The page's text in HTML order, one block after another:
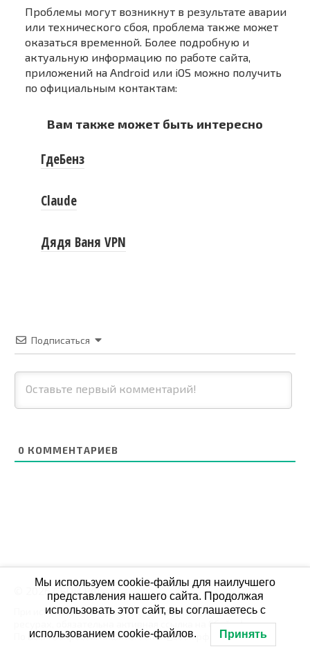
Проблемы могут возникнут в результате аварии
или технического сбоя, проблема также может
оказаться временной. Более подробную и
актуальную информацию по работе сайта,
приложений на Android или iOS можно получить
по официальным контактам:
Вам также может быть интересно
ГдеБенз
Claude
Дядя Ваня VPN
Подписаться
0 КОММЕНТАРИЕВ
© 2026 СБОЙ.РФ
При использовании данных мониторинга на своих
ресурах, обязательна активная ссылка на Сбой.рф
По всем вопросам пишите: admin@сбой.рф
Мы используем cookie-файлы для наилучшего
представления нашего сайта. Продолжая
использовать этот сайт, вы соглашаетесь с
использованием cookie-файлов. Принять